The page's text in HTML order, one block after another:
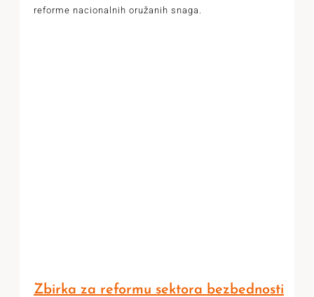
reforme nacionalnih oružanih snaga.
Zbirka za reformu sektora bezbednosti